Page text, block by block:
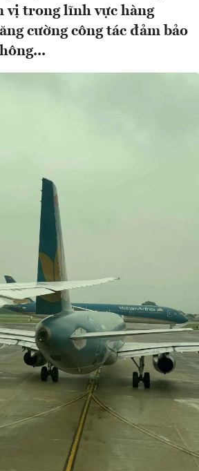
vị trong lĩnh vực hàng
cường công tác đảm bảo